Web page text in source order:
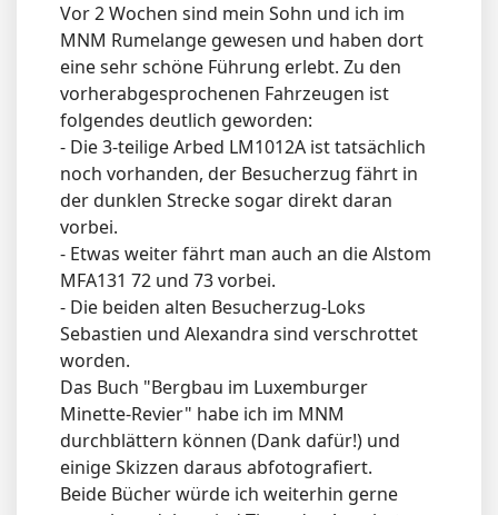
Vor 2 Wochen sind mein Sohn und ich im
MNM Rumelange gewesen und haben dort
eine sehr schöne Führung erlebt. Zu den
vorherabgesprochenen Fahrzeugen ist
folgendes deutlich geworden:
- Die 3-teilige Arbed LM1012A ist tatsächlich
noch vorhanden, der Besucherzug fährt in
der dunklen Strecke sogar direkt daran
vorbei.
- Etwas weiter fährt man auch an die Alstom
MFA131 72 und 73 vorbei.
- Die beiden alten Besucherzug-Loks
Sebastien und Alexandra sind verschrottet
worden.
Das Buch "Bergbau im Luxemburger
Minette-Revier" habe ich im MNM
durchblättern können (Dank dafür!) und
einige Skizzen daraus abfotografiert.
Beide Bücher würde ich weiterhin gerne